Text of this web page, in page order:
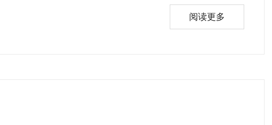
阅读更多